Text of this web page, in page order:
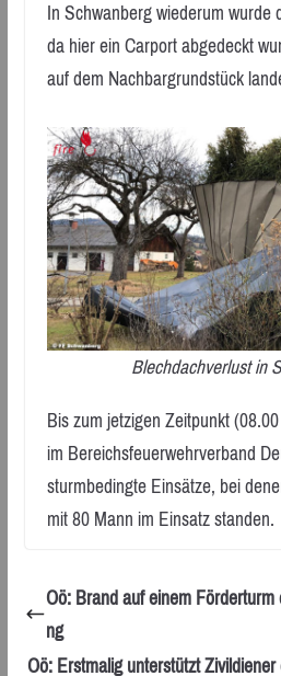
In Schwanberg wiederum
da hier ein Carport abgedeckt
auf dem Nachbargrundstück
Blechdachverlust in
Bis zum jetzigen Zeitpunkt
im Bereichsfeuerwehrverband
sturmbedingte Einsätze, bei
mit 80 Mann im Einsatz standen.
Oö: Brand auf einem
ng
Oö: Erstmalig unterstützt